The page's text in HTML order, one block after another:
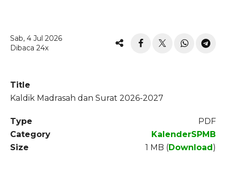
Sab, 4 Jul 2026
Dibaca 24x
Title
Kaldik Madrasah dan Surat 2026-2027
Type
PDF
Category
KalenderSPMB
Size
1 MB (Download)